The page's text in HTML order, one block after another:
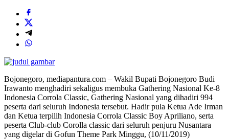
Bojonegoro, mediapantura.com – Wakil Bupati Bojonegoro Budi
Irawanto menghadiri sekaligus membuka Gathering Nasional Ke-8
Indonesia Corrola Classic, Gathering Nasional yang dihadiri 994
peserta dari seluruh Indonesia tersebut. Hadir pula Ketua Ade Irman
dan Ketua terpilih Indonesia Corrola Classic Boy Apriliano, serta
peserta Club-club Corolla classic dari seluruh penjuru Nusantara
yang digelar di Gofun Theme Park Minggu, (10/11/2019)